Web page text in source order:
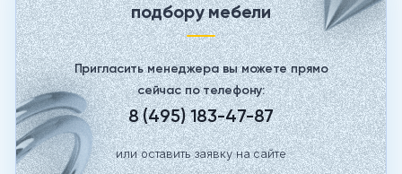
подбору мебели
Пригласить менеджера вы можете прямо
сейчас по телефону:
8 (495) 183-47-87
или оставить заявку на сайте